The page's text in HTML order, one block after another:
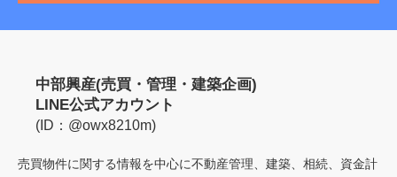
中部興産(売買・管理・建築企画)
LINE公式アカウント
(ID：@owx8210m)
売買物件に関する情報を中心に不動産管理、建築、相続、資金計